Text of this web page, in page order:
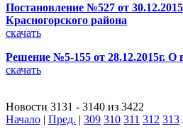
Постановление №527 от
Красногорского района
скачать
Решение №5-155 от 28.12.2015г. О
скачать
Новости 3131 - 3140 из 3422
Начало | Пред. | 309 310 311 312 313